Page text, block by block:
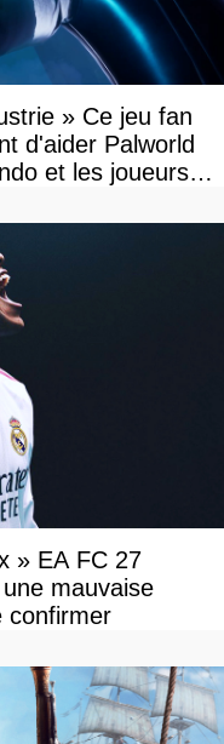
» Ce jeu fan
d'aider Palworld
et les joueurs
» EA FC 27
mauvaise
confirmer